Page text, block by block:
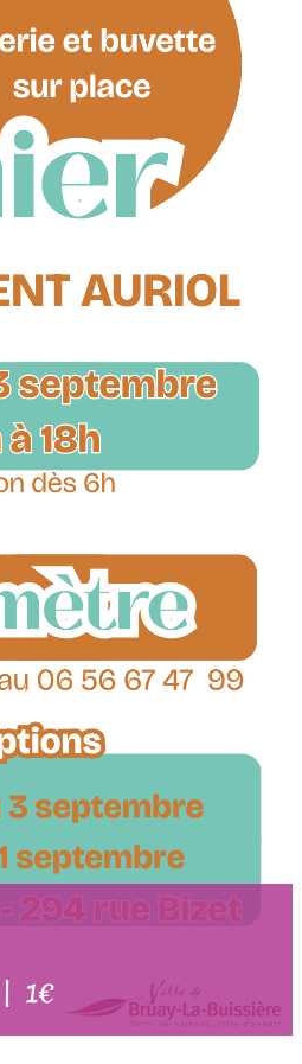
| 1€